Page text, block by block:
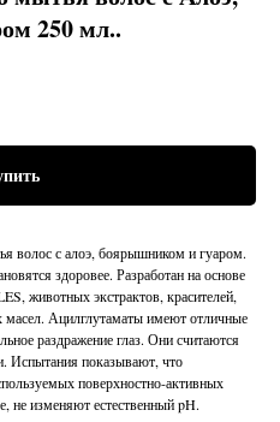
250 мл..
волос с алоэ, боярышником и гуаром.
здоровее. Разработан на основе
животных экстрактов, красителей,
масел. Ацилглутаматы имеют отличные
раздражение глаз. Они считаются
Испытания показывают, что
поверхностно-активных
не изменяют естественный pH.